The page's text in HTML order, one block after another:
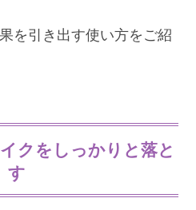
を引き出す使い方をご紹
クをしっかりと落と
す